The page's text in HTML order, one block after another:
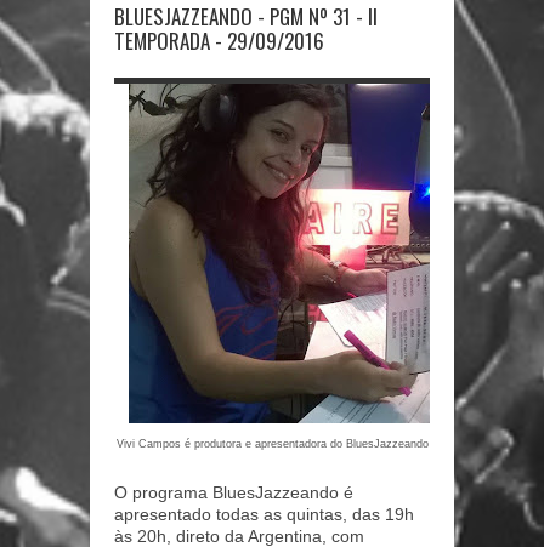
BLUESJAZZEANDO - PGM Nº 31 - II
TEMPORADA - 29/09/2016
Vivi Campos é produtora e apresentadora do BluesJazzeando
O programa BluesJazzeando é
apresentado todas as quintas, das 19h
às 20h, direto da Argentina, com